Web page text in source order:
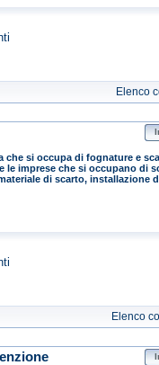
Elenco
che si occupa di fognature e
le imprese che si occupano di
di scarto, installazione
Elenco